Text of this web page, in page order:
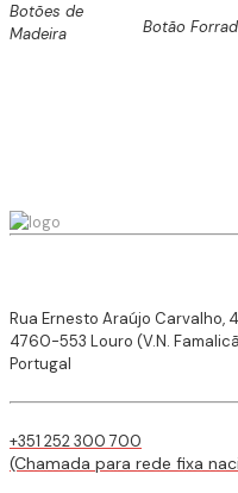
Botões de
Madeira
Botão
Rua Ernesto Araújo Carvalho,
4760-553 Louro (V.N.
Portugal
+351 252 300 700
(Chamada para rede fixa